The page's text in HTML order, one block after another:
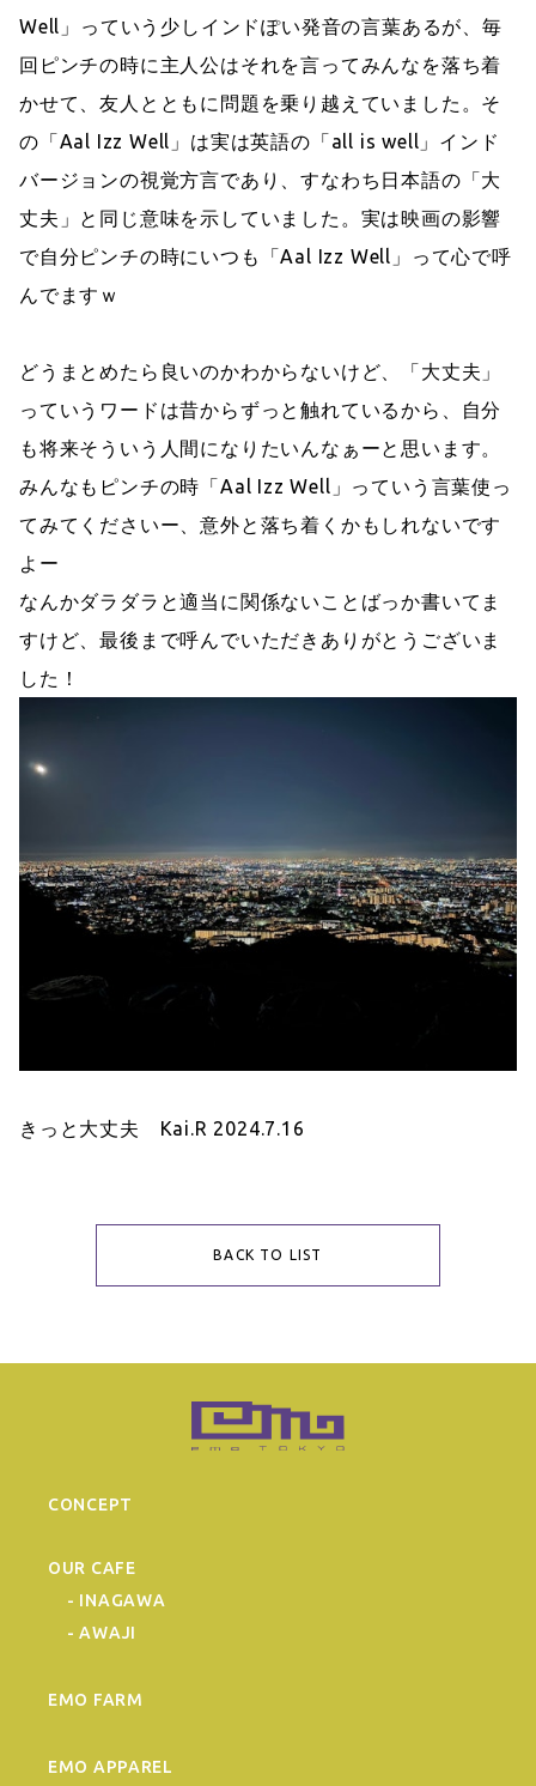
Well」っていう少しインドぽい発音の言葉あるが、毎
回ピンチの時に主人公はそれを言ってみんなを落ち着
かせて、友人とともに問題を乗り越えていました。そ
の「Aal Izz Well」は実は英語の「all is well」インド
バージョンの視覚方言であり、すなわち日本語の「大
丈夫」と同じ意味を示していました。実は映画の影響
で自分ピンチの時にいつも「Aal Izz Well」って心で呼
んでますｗ
どうまとめたら良いのかわからないけど、「大丈夫」
っていうワードは昔からずっと触れているから、自分
も将来そういう人間になりたいんなぁーと思います。
みんなもピンチの時「Aal Izz Well」っていう言葉使っ
てみてくださいー、意外と落ち着くかもしれないです
よー
なんかダラダラと適当に関係ないことばっか書いてま
すけど、最後まで呼んでいただきありがとうございま
した！
きっと大丈夫 Kai.R 2024.7.16
BACK TO LIST
CONCEPT
OUR CAFE
- INAGAWA
- AWAJI
EMO FARM
EMO APPAREL